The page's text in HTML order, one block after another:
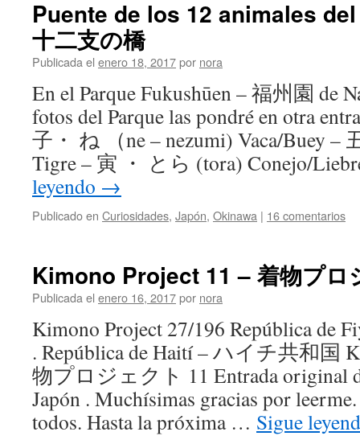
Puente de los 12 animales
十二支の橋
Publicada el enero 18, 2017por nora
En el Parque Fukushūen – 福州園 de
fotos del Parque las pondré en otra
子・ ね （ne – nezumi) Vaca/Buey
Tigre – 寅 ・ とら (tora) Conejo/
leyendo →
Publicado en Curiosidades, Japón, Okinawa | 16 comentarios
Kimono Project 11 – 着物プロ
Publicada el enero 16, 2017por nora
Kimono Project 27/196 República de
. República de Haití – ハイチ共和国
物プロジェクト 11 Entrada original
Japón . Muchísimas gracias por leerme.
todos. Hasta la próxima … Sigue